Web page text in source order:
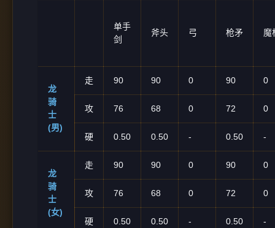
单手
剑
斧头 弓 枪矛 魔
龙
骑
士
(男)
走 90 90 0 90 0
攻 76 68 0 72 0
硬 0.50 0.50 - 0.50 -
龙
骑
士
(女)
走 90 90 0 90 0
攻 76 68 0 72 0
硬 0.50 0.50 - 0.50 -